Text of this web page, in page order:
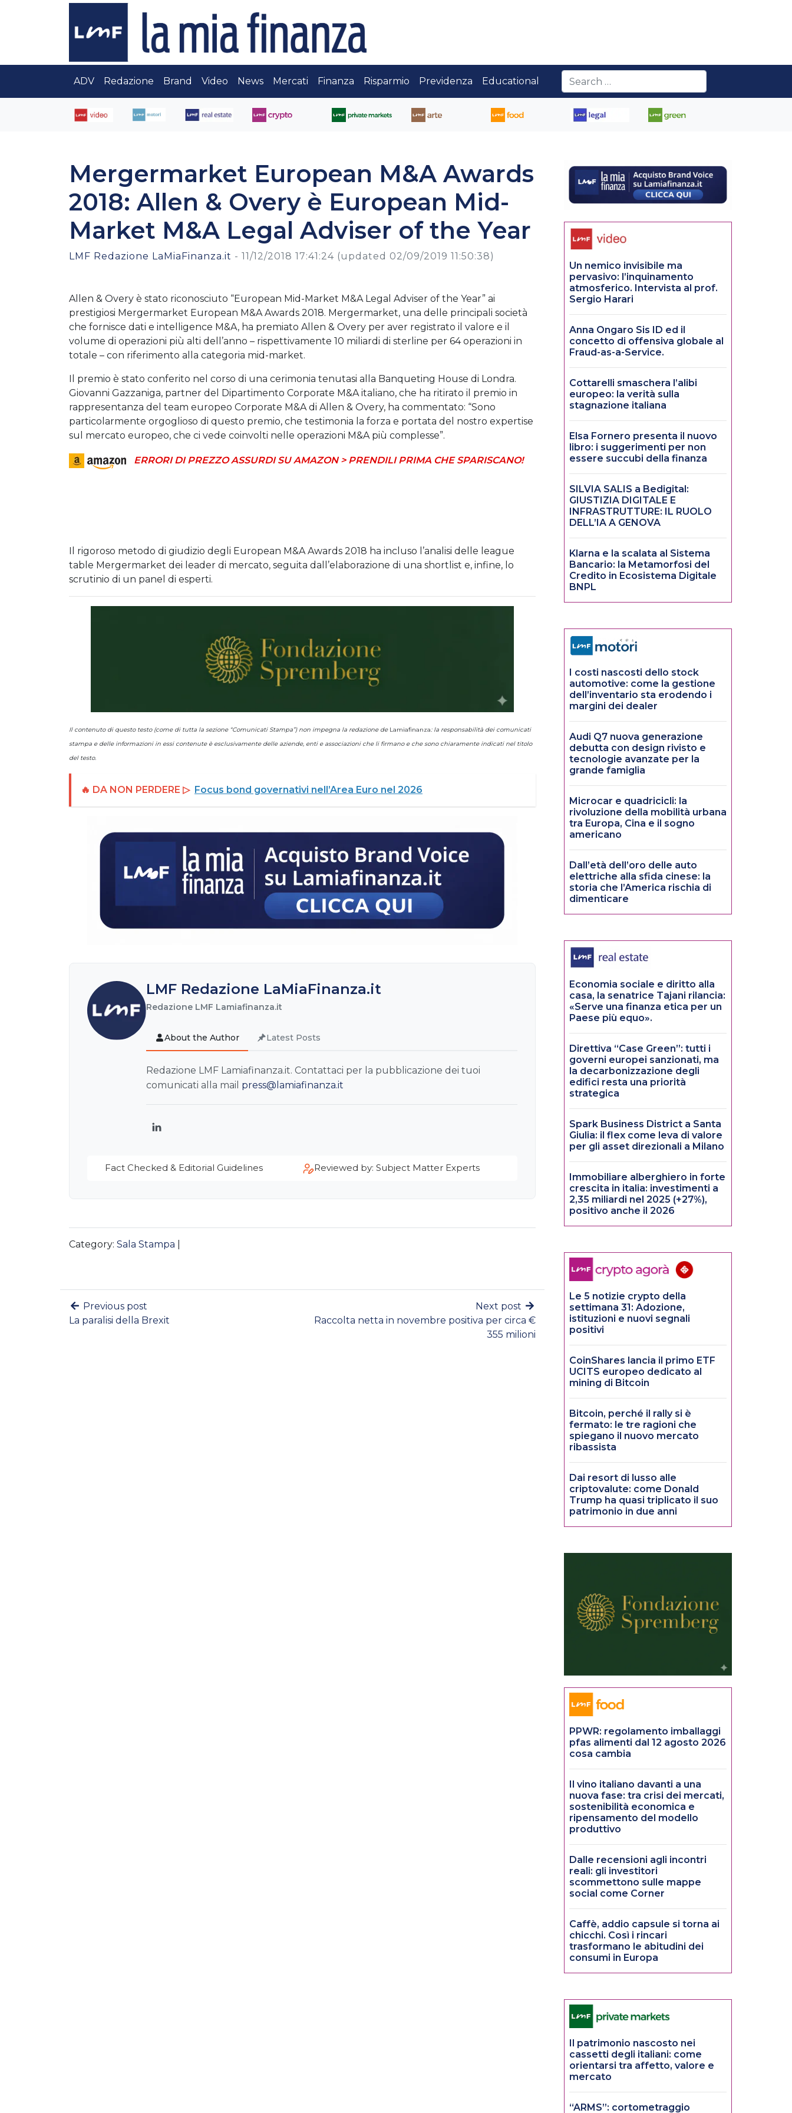
ADV Redazione Brand Video News Mercati Finanza Risparmio Previdenza Educational
Mergermarket European M&A Awards
2018: Allen & Overy è European Mid-
Market M&A Legal Adviser of the Year
LMF Redazione LaMiaFinanza.it - 11/12/2018 17:41:24 (updated 02/09/2019 11:50:38)
Allen & Overy è stato riconosciuto “European Mid-Market M&A Legal Adviser of the Year” ai
prestigiosi Mergermarket European M&A Awards 2018. Mergermarket, una delle principali società
che fornisce dati e intelligence M&A, ha premiato Allen & Overy per aver registrato il valore e il
volume di operazioni più alti dell’anno – rispettivamente 10 miliardi di sterline per 64 operazioni in
totale – con riferimento alla categoria mid-market.
Il premio è stato conferito nel corso di una cerimonia tenutasi alla Banqueting House di Londra.
Giovanni Gazzaniga, partner del Dipartimento Corporate M&A italiano, che ha ritirato il premio in
rappresentanza del team europeo Corporate M&A di Allen & Overy, ha commentato: “Sono
particolarmente orgoglioso di questo premio, che testimonia la forza e portata del nostro expertise
sul mercato europeo, che ci vede coinvolti nelle operazioni M&A più complesse”.
ERRORI DI PREZZO ASSURDI SU AMAZON > PRENDILI PRIMA CHE SPARISCANO!
Il rigoroso metodo di giudizio degli European M&A Awards 2018 ha incluso l’analisi delle league
table Mergermarket dei leader di mercato, seguita dall’elaborazione di una shortlist e, infine, lo
scrutinio di un panel di esperti.
Il contenuto di questo testo (come di tutta la sezione “Comunicati Stampa”) non impegna la redazione de Lamiafinanza: la responsabilità dei comunicati
stampa e delle informazioni in essi contenute è esclusivamente delle aziende, enti e associazioni che li firmano e che sono chiaramente indicati nel titolo
del testo.
🔥 DA NON PERDERE ▷ Focus bond governativi nell’Area Euro nel 2026
LMF Redazione LaMiaFinanza.it
Redazione LMF Lamiafinanza.it
About the Author Latest Posts
Redazione LMF Lamiafinanza.it. Contattaci per la pubblicazione dei tuoi
comunicati alla mail press@lamiafinanza.it
LinkedIn
Fact Checked & Editorial Guidelines Reviewed by: Subject Matter Experts
Category: Sala Stampa
Previous post
La paralisi della Brexit
Next post
Raccolta netta in novembre positiva per circa €
355 milioni
Un nemico invisibile ma
pervasivo: l’inquinamento
atmosferico. Intervista al prof.
Sergio Harari
Anna Ongaro Sis ID ed il
concetto di offensiva globale al
Fraud-as-a-Service.
Cottarelli smaschera l’alibi
europeo: la verità sulla
stagnazione italiana
Elsa Fornero presenta il nuovo
libro: i suggerimenti per non
essere succubi della finanza
SILVIA SALIS a Bedigital:
GIUSTIZIA DIGITALE E
INFRASTRUTTURE: IL RUOLO
DELL’IA A GENOVA
Klarna e la scalata al Sistema
Bancario: la Metamorfosi del
Credito in Ecosistema Digitale
BNPL
I costi nascosti dello stock
automotive: come la gestione
dell’inventario sta erodendo i
margini dei dealer
Audi Q7 nuova generazione
debutta con design rivisto e
tecnologie avanzate per la
grande famiglia
Microcar e quadricicli: la
rivoluzione della mobilità urbana
tra Europa, Cina e il sogno
americano
Dall’età dell’oro delle auto
elettriche alla sfida cinese: la
storia che l’America rischia di
dimenticare
Economia sociale e diritto alla
casa, la senatrice Tajani rilancia:
«Serve una finanza etica per un
Paese più equo».
Direttiva “Case Green”: tutti i
governi europei sanzionati, ma
la decarbonizzazione degli
edifici resta una priorità
strategica
Spark Business District a Santa
Giulia: il flex come leva di valore
per gli asset direzionali a Milano
Immobiliare alberghiero in forte
crescita in italia: investimenti a
2,35 miliardi nel 2025 (+27%),
positivo anche il 2026
Le 5 notizie crypto della
settimana 31: Adozione,
istituzioni e nuovi segnali
positivi
CoinShares lancia il primo ETF
UCITS europeo dedicato al
mining di Bitcoin
Bitcoin, perché il rally si è
fermato: le tre ragioni che
spiegano il nuovo mercato
ribassista
Dai resort di lusso alle
criptovalute: come Donald
Trump ha quasi triplicato il suo
patrimonio in due anni
PPWR: regolamento imballaggi
pfas alimenti dal 12 agosto 2026
cosa cambia
Il vino italiano davanti a una
nuova fase: tra crisi dei mercati,
sostenibilità economica e
ripensamento del modello
produttivo
Dalle recensioni agli incontri
reali: gli investitori
scommettono sulle mappe
social come Corner
Caffè, addio capsule si torna ai
chicchi. Così i rincari
trasformano le abitudini dei
consumi in Europa
Il patrimonio nascosto nei
cassetti degli italiani: come
orientarsi tra affetto, valore e
mercato
“ARMS”: cortometraggio